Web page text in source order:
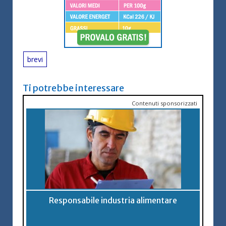
brevi
Ti potrebbe interessare
Contenuti sponsorizzati
Responsabile industria alimentare